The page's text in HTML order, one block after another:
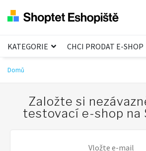
KATEGORIE CHCI PRODAT E-SHOP
Domů
Založte si
testovací e-shop na